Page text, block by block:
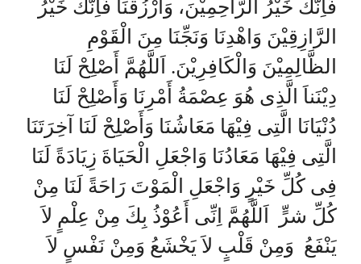
فَاِنَّكَ خَيْرُ الرَّاحِمِيْنَ، وَارْزُقْنَا فَاِنَّكَ خَيْرُ
الرَّازِقِيْنَ وَاهْدِنَا وَنَجِّنَا مِنَ الْقَوْمِ
الظَّالِمِيْنَ وَالْكَافِرِيْنَ. اَللَّهُمَّ أَصْلِحْ لَنَا
دِيْنَناَ الَّذِى هُوَ عِصْمَةُ أَمْرِنَا وَأَصْلِحْ لَنَا
دُنْيَانَا الَّتِى فِيْهَا مَعَاشُنَا وَأَصْلِحْ لَنَا آخِرَتَنَا
الَّتِى فِيْهَا مَعَادُنَا وَاجْعَلِ الْحَيَاةَ زِيَادَةً لَنَا
فِى كُلِّ خَيْرٍ وَاجْعَلِ الْمَوْتَ رَاحَةً لَنَا مِنْ
كُلِّ شرٍّ اَللَّهُمَّ اِنِّى أَعُوْذُ بِكَ مِنْ عِلْمٍ لاَ
يَنْفَعُ وَمِنْ قَلْبٍ لاَ يَخْشَعُ وَمِنْ نَفْسٍ لاَ